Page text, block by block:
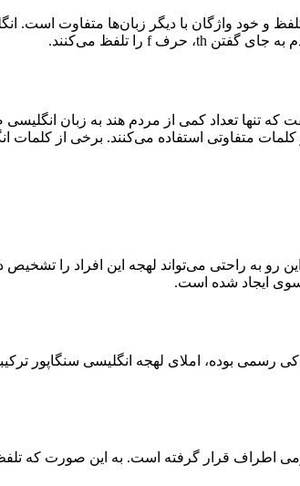
و خود واژگان با دیگر زبان‌ها متفاوت
به جای گفتن th، حرف f را تلفظ می‌کنند.
تنها تعداد کمی از مردم هند به زبان
متفاوتی استفاده می‌کنند. برخی از
به راحتی می‌تواند لهجه این افراد را تشخیص
ایجاد شده است.
بوده، املای لهجه انگلیسی سنگاپور ترکیبی
اطراف قرار گرفته است. به این صورت که